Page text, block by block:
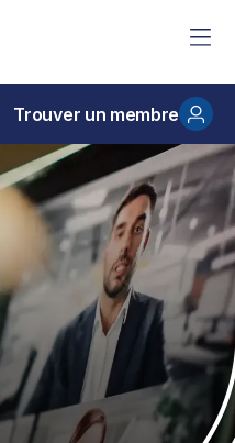
Trouver un membre